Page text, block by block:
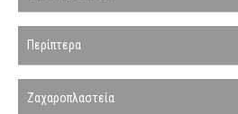
Περίπτερα
Ζαχαροπλαστεία